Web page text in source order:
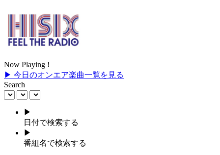
Now Playing !
▶ 今日のオンエア楽曲一覧を見る
Search
▶
日付で検索する
▶
番組名で検索する